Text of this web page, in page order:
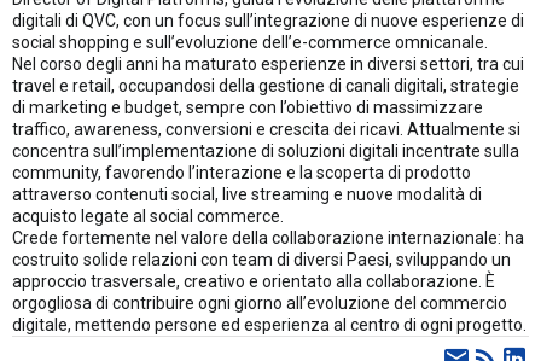
digitali di QVC, con un focus sull’integrazione di nuove esperienze di
social shopping e sull’evoluzione dell’e-commerce omnicanale.
Nel corso degli anni ha maturato esperienze in diversi settori, tra cui
travel e retail, occupandosi della gestione di canali digitali, strategie
di marketing e budget, sempre con l’obiettivo di massimizzare
traffico, awareness, conversioni e crescita dei ricavi. Attualmente si
concentra sull’implementazione di soluzioni digitali incentrate sulla
community, favorendo l’interazione e la scoperta di prodotto
attraverso contenuti social, live streaming e nuove modalità di
acquisto legate al social commerce.
Crede fortemente nel valore della collaborazione internazionale: ha
costruito solide relazioni con team di diversi Paesi, sviluppando un
approccio trasversale, creativo e orientato alla collaborazione. È
orgogliosa di contribuire ogni giorno all’evoluzione del commercio
digitale, mettendo persone ed esperienza al centro di ogni progetto.